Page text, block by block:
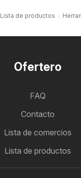
Lista de productos
Ofertero
FAQ
Contacto
Lista de comercios
Lista de productos